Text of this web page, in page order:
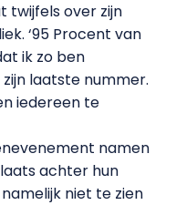
twijfels over zijn
‘95 Procent van
ik zo ben
laatste nummer.
iedereen te
namen
achter hun
niet te zien